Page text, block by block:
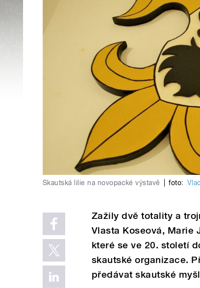
Skautská lilie na novopacké výstavě foto:
Zažily dvě totality a
Vlasta Koseová, Marie
které se ve 20. století
skautské organizace.
předávat skautské